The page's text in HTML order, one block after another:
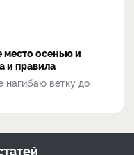
осенью и
и правила
нагибаю ветку до